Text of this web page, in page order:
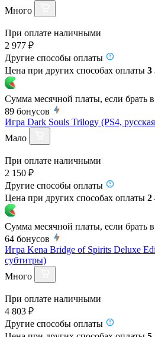
Много
При оплате наличными
2 977 ₽
Другие способы оплаты
Цена при других способах оплаты 3
Сумма месячной платы, если брать
89 бонусов
Игра Dark Souls Trilogy (PS4,
Мало
При оплате наличными
2 150 ₽
Другие способы оплаты
Цена при других способах оплаты 2
Сумма месячной платы, если брать
64 бонусов
Игра Kena Bridge of Spirits Deluxe
субтитры)
Много
При оплате наличными
4 803 ₽
Другие способы оплаты